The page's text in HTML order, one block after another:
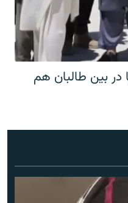
در بین طالبان هم